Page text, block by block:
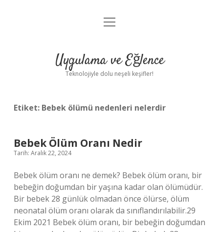
Anasayfa
Yasal Uyarı
menüyü
Uygulama ve Eğlence
Teknolojiyle dolu neşeli keşifler!
Etiket: Bebek ölümü nedenleri nelerdir
Bebek Ölüm Oranı Nedir
Tarih: Aralık 22, 2024
Bebek ölüm oranı ne demek? Bebek ölüm oranı, bir
bebeğin doğumdan bir yaşına kadar olan ölümüdür.
Bir bebek 28 günlük olmadan önce ölürse, ölüm
neonatal ölüm oranı olarak da sınıflandırılabilir.29
Ekim 2021 Bebek ölüm oranı, bir bebeğin doğumdan